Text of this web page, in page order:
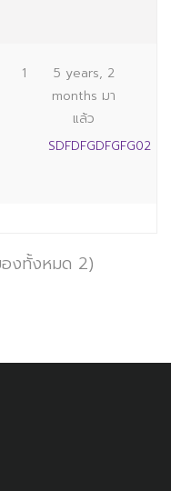
1
5 years, 2
months มา
แล้ว
SDFDFGDFGFG02
งทั้งหมด 2)